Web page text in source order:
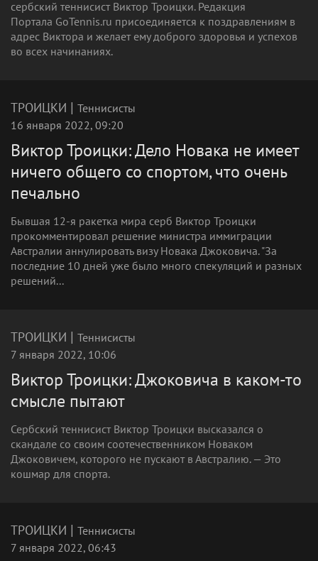
сербский теннисист Виктор Троицки. Редакция
Портала GoTennis.ru присоединяется к поздравлениям в
адрес Виктора и желает ему доброго здоровья и успехов
во всех начинаниях.
ТРОИЦКИ | Теннисисты
16 января 2022, 09:20
Виктор Троицки: Дело Новака не имеет
ничего общего со спортом, что очень
печально
Бывшая 12-я ракетка мира серб Виктор Троицки
прокомментировал решение министра иммиграции
Австралии аннулировать визу Новака Джоковича. "За
последние 10 дней уже было много спекуляций и разных
решений...
ТРОИЦКИ | Теннисисты
7 января 2022, 10:06
Виктор Троицки: Джоковича в каком-то
смысле пытают
Сербский теннисист Виктор Троицки высказался о
скандале со своим соотечественником Новаком
Джоковичем, которого не пускают в Австралию. — Это
кошмар для спорта.
ТРОИЦКИ | Теннисисты
7 января 2022, 06:43